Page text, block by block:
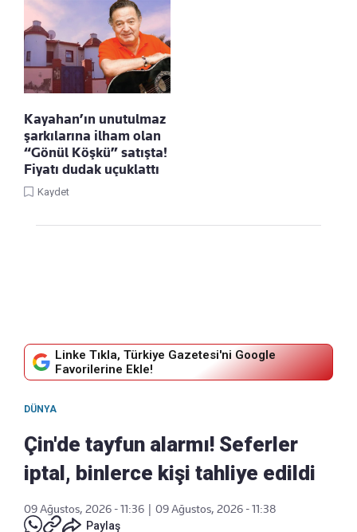
Kayahan’ın unutulmaz
şarkılarına ilham olan
“Gönül Köşkü” satışta!
Fiyatı dudak uçuklattı
Kaydet
Linke Tıkla, Türkiye Gazetesi'ni Google
Favorilerine Ekle!
DÜNYA
Çin'de tayfun alarmı! Seferler
iptal, binlerce kişi tahliye edildi
09 Ağustos, 2026 - 11:36
09 Ağustos, 2026 - 11:38
Paylaş